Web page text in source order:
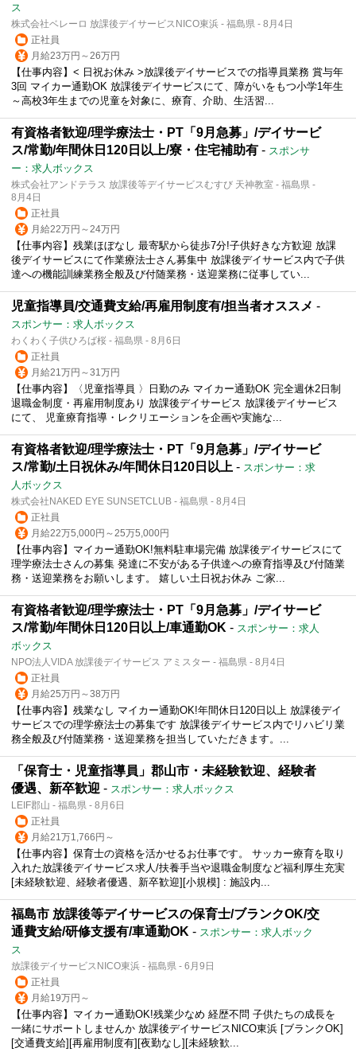
ス
株式会社ベレーロ 放課後デイサービスNICO東浜 - 福島県 - 8月4日
正社員
月給23万円～26万円
【仕事内容】< 日祝お休み >放課後デイサービスでの指導員業務 賞与年
3回 マイカー通勤OK 放課後デイサービスにて、障がいをもつ小学1年生
～高校3年生までの児童を対象に、療育、介助、生活習...
有資格者歓迎/理学療法士・PT「9月急募」/デイサービ
ス/常勤/年間休日120日以上/寮・住宅補助有 - スポンサ
ー：求人ボックス
株式会社アンドテラス 放課後等デイサービスむすび 天神教室 - 福島県 -
8月4日
正社員
月給22万円～24万円
【仕事内容】残業ほぼなし 最寄駅から徒歩7分!子供好きな方歓迎 放課
後デイサービスにて作業療法士さん募集中 放課後デイサービス内で子供
達への機能訓練業務全般及び付随業務・送迎業務に従事してい...
児童指導員/交通費支給/再雇用制度有/担当者オススメ -
スポンサー：求人ボックス
わくわく子供ひろば桜 - 福島県 - 8月6日
正社員
月給21万円～31万円
【仕事内容】〈児童指導員 〉日勤のみ マイカー通勤OK 完全週休2日制
退職金制度・再雇用制度あり 放課後デイサービス 放課後デイサービス
にて、 児童療育指導・レクリエーションを企画や実施な...
有資格者歓迎/理学療法士・PT「9月急募」/デイサービ
ス/常勤/土日祝休み/年間休日120日以上 - スポンサー：求
人ボックス
株式会社NAKED EYE SUNSETCLUB - 福島県 - 8月4日
正社員
月給22万5,000円～25万5,000円
【仕事内容】マイカー通勤OK!無料駐車場完備 放課後デイサービスにて
理学療法士さんの募集 発達に不安がある子供達への療育指導及び付随業
務・送迎業務をお願いします。 嬉しい土日祝お休み ご家...
有資格者歓迎/理学療法士・PT「9月急募」/デイサービ
ス/常勤/年間休日120日以上/車通勤OK - スポンサー：求人
ボックス
NPO法人VIDA 放課後デイサービス アミスター - 福島県 - 8月4日
正社員
月給25万円～38万円
【仕事内容】残業なし マイカー通勤OK!年間休日120日以上 放課後デイ
サービスでの理学療法士の募集です 放課後デイサービス内でリハビリ業
務全般及び付随業務・送迎業務を担当していただきます。...
「保育士・児童指導員」郡山市・未経験歓迎、経験者
優遇、新卒歓迎 - スポンサー：求人ボックス
LEIF郡山 - 福島県 - 8月6日
正社員
月給21万1,766円～
【仕事内容】保育士の資格を活かせるお仕事です。 サッカー療育を取り
入れた放課後デイサービス求人/扶養手当や退職金制度など福利厚生充実
[未経験歓迎、経験者優遇、新卒歓迎][小規模] : 施設内...
福島市 放課後等デイサービスの保育士/ブランクOK/交
通費支給/研修支援有/車通勤OK - スポンサー：求人ボック
ス
放課後デイサービスNICO東浜 - 福島県 - 6月9日
正社員
月給19万円～
【仕事内容】マイカー通勤OK!残業少なめ 経歴不問 子供たちの成長を
一緒にサポートしませんか 放課後デイサービスNICO東浜 [ブランクOK]
[交通費支給][再雇用制度有][夜勤なし][未経験歓...